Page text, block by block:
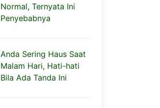
Normal, Ternyata Ini
Penyebabnya
Anda Sering Haus Saat
Malam Hari, Hati-hati
Bila Ada Tanda Ini